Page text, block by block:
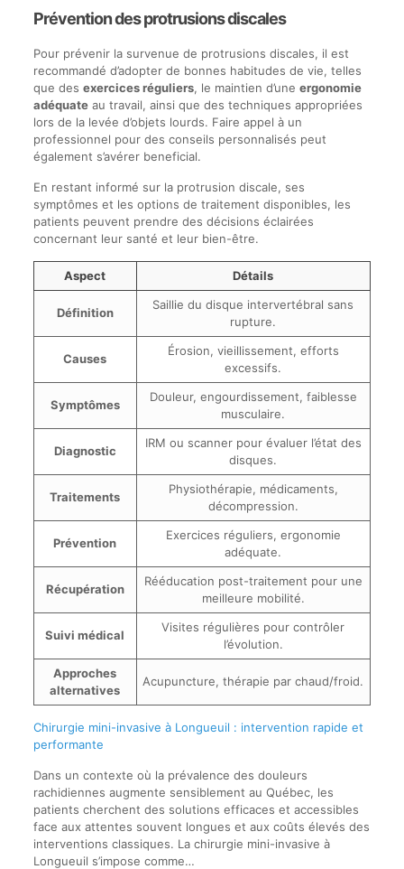
Prévention des protrusions discales
Pour prévenir la survenue de protrusions discales, il est
recommandé d’adopter de bonnes habitudes de vie, telles
que des exercices réguliers, le maintien d’une ergonomie
adéquateau travail, ainsi que des techniques appropriées
lors de la levée d’objets lourds. Faire appel à un
professionnel pour des conseils personnalisés peut
également s’avérer beneficial.
En restant informé sur la protrusion discale, ses
symptômes et les options de traitement disponibles, les
patients peuvent prendre des décisions éclairées
concernant leur santé et leur bien-être.
Aspect Détails
Définition
Saillie du disque intervertébral sans
rupture.
Causes
Érosion, vieillissement, efforts
excessifs.
Symptômes
Douleur, engourdissement, faiblesse
musculaire.
Diagnostic
IRM ou scanner pour évaluer l’état des
disques.
Traitements
Physiothérapie, médicaments,
décompression.
Prévention
Exercices réguliers, ergonomie
adéquate.
Récupération
Rééducation post-traitement pour une
meilleure mobilité.
Suivi médical
Visites régulières pour contrôler
l’évolution.
Approches
alternatives
Acupuncture, thérapie par chaud/froid.
Chirurgie mini-invasive à Longueuil : intervention rapide et
performante
Dans un contexte où la prévalence des douleurs
rachidiennes augmente sensiblement au Québec, les
patients cherchent des solutions efficaces et accessibles
face aux attentes souvent longues et aux coûts élevés des
interventions classiques. La chirurgie mini-invasive à
Longueuil s’impose comme…